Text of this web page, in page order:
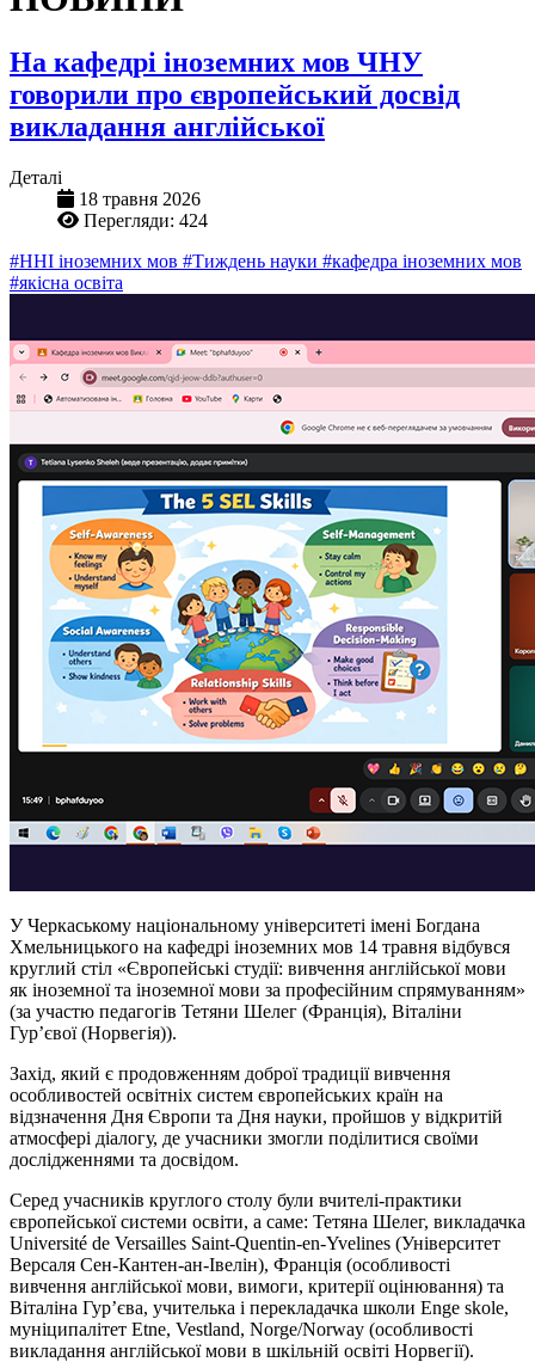
На кафедрі іноземних мов ЧНУ
говорили про європейський досвід
викладання англійської
Деталі
18 травня 2026
Перегляди: 424
#ННІ іноземних мов #Тиждень науки #кафедра іноземних мов
#якісна освіта
У Черкаському національному університеті імені Богдана
Хмельницького на кафедрі іноземних мов 14 травня відбувся
круглий стіл «Європейські студії: вивчення англійської мови
як іноземної та іноземної мови за професійним спрямуванням»
(за участю педагогів Тетяни Шелег (Франція), Віталіни
Гурʼєвої (Норвегія)).
Захід, який є продовженням доброї традиції вивчення
особливостей освітніх систем європейських країн на
відзначення Дня Європи та Дня науки, пройшов у відкритій
атмосфері діалогу, де учасники змогли поділитися своїми
дослідженнями та досвідом.
Серед учасників круглого столу були вчителі-практики
європейської системи освіти, а саме: Тетяна Шелег, викладачка
Université de Versailles Saint-Quentin-en-Yvelines (Університет
Версаля Сен-Кантен-ан-Івелін), Франція (особливості
вивчення англійської мови, вимоги, критерії оцінювання) та
Віталіна Гур’єва, учителька і перекладачка школи Enge skole,
муніципалітет Etne, Vestland, Norge/Norway (особливості
викладання англійської мови в шкільній освіті Норвегії).